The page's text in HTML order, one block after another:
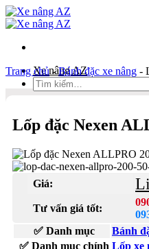
Bỏ
qua
dung
Xe nâng AZ
Tìm
kiếm:
Duy Hòa
0903 333 581
Kinh Doanh
0934 166 552
Bản đồ
kiếm:
Trang chủ-Bánh đặc xe nâng -
Lốp đặc Nexen
Giá:
Tư vấn giá tốt:
✅ Danh mục
Bánh
✅ Danh mục chính Lốp xe